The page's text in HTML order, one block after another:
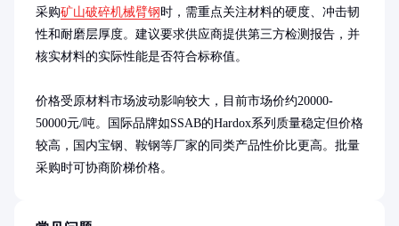
采购矿山破碎机械臂钢 时，需重点关注材料的硬度、冲击韧
性和耐磨层厚度。建议要求供应商提供第三方检测报告，并
核实材料的实际性能是否符合标称值。
价格受原材料市场波动影响较大，目前市场价约20000-
50000元/吨。国际品牌如SSAB的Hardox系列质量稳定但价格
较高，国内宝钢、鞍钢等厂家的同类产品性价比更高。批量
采购时可协商阶梯价格。